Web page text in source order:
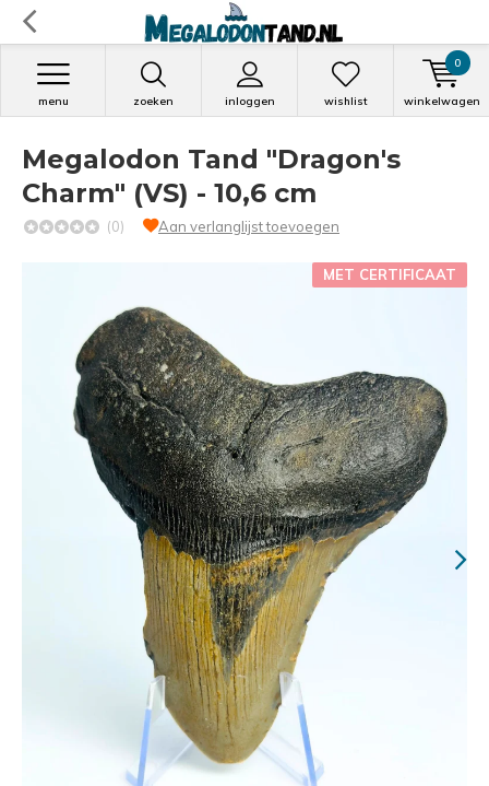
zoeken inloggen
menu wishlist winkelwagen
0
Megalodon Tand "Dragon's
Charm" (VS) - 10,6 cm
(0) Aan verlanglijst toevoegen
MET CERTIFICAAT